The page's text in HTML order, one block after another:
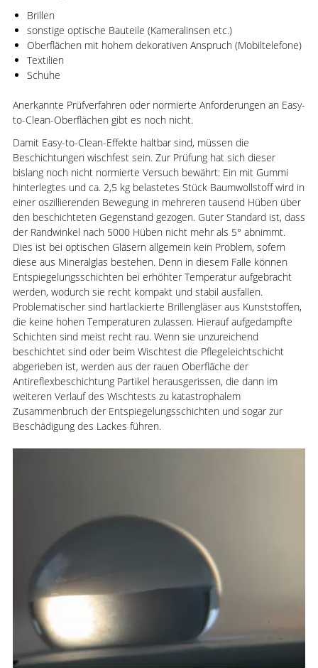
Brillen
sonstige optische Bauteile (Kameralinsen etc.)
Oberflächen mit hohem dekorativen Anspruch (Mobiltelefone)
Textilien
Schuhe
Anerkannte Prüfverfahren oder normierte Anforderungen an Easy-
to-Clean-Oberflächen gibt es noch nicht.
Damit Easy-to-Clean-Effekte haltbar sind, müssen die
Beschichtungen wischfest sein. Zur Prüfung hat sich dieser
bislang noch nicht normierte Versuch bewährt: Ein mit Gummi
hinterlegtes und ca. 2,5 kg belastetes Stück Baumwollstoff wird in
einer oszillierenden Bewegung in mehreren tausend Hüben über
den beschichteten Gegenstand gezogen. Guter Standard ist, dass
der Randwinkel nach 5000 Hüben nicht mehr als 5° abnimmt.
Dies ist bei optischen Gläsern allgemein kein Problem, sofern
diese aus Mineralglas bestehen. Denn in diesem Falle können
Entspiegelungsschichten bei erhöhter Temperatur aufgebracht
werden, wodurch sie recht kompakt und stabil ausfallen.
Problematischer sind hartlackierte Brillengläser aus Kunststoffen,
die keine hohen Temperaturen zulassen. Hierauf aufgedampfte
Schichten sind meist recht rau. Wenn sie unzureichend
beschichtet sind oder beim Wischtest die Pflegeleichtschicht
abgerieben ist, werden aus der rauen Oberfläche der
Antireflexbeschichtung Partikel herausgerissen, die dann im
weiteren Verlauf des Wischtests zu katastrophalem
Zusammenbruch der Entspiegelungsschichten und sogar zur
Beschädigung des Lackes führen.